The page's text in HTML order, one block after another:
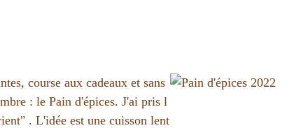
course aux cadeaux et sans
: le Pain d'épices. J'ai pris l
. L'idée est une cuisson lent